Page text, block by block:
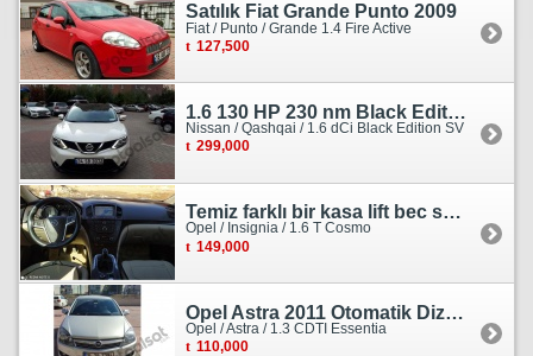
Satılık Fiat Grande Punto 2009
Fiat / Punto / Grande 1.4 Fire Active
127,500
1.6 130 HP 230 nm Black Edition servis bakımlı
Nissan / Qashqai / 1.6 dCi Black Edition SV
299,000
Temiz farklı bir kasa lift bec sedan görünümlü heçbek
Opel / Insignia / 1.6 T Cosmo
149,000
Opel Astra 2011 Otomatik Dizel Tramersiz Essentia
Opel / Astra / 1.3 CDTI Essentia
110,000